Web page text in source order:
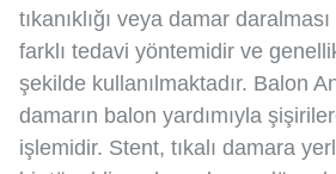
tıkanıklığı veya damar
farklı tedavi yöntemidir ve
şekilde kullanılmaktadır. Balon
damarın balon yardımıyla
işlemidir. Stent, tıkalı damara